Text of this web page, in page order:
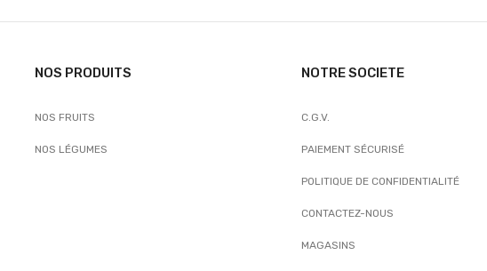
NOS PRODUITS
NOS FRUITS
NOS LÉGUMES
NOTRE SOCIETE
C.G.V.
PAIEMENT SÉCURISÉ
POLITIQUE DE CONFIDENTIALITÉ
CONTACTEZ-NOUS
MAGASINS